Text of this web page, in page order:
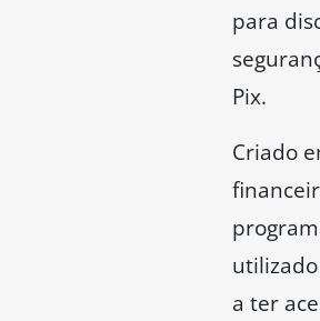
para
Pix.
Criado
a ter